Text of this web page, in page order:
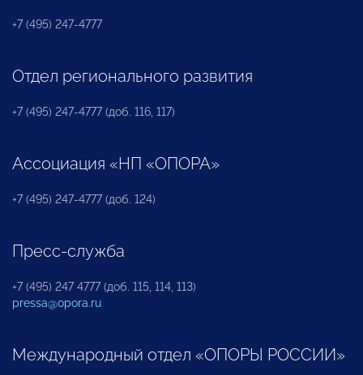
+7 (495) 247-4777
Отдел регионального развития
+7 (495) 247-4777 (доб. 116, 117)
Ассоциация «НП «ОПОРА»
+7 (495) 247-4777 (доб. 124)
Пресс-служба
+7 (495) 247 4777 (доб. 115, 114, 113)
pressa@opora.ru
Международный отдел «ОПОРЫ РОССИИ»